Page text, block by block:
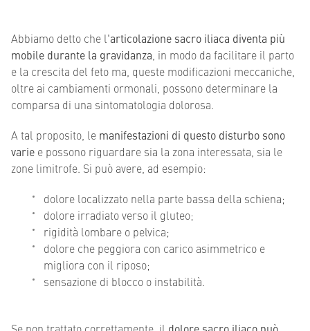
Abbiamo detto che l'articolazione sacro iliaca diventa più
mobile durante la gravidanza , in modo da facilitare il parto
e la crescita del feto ma, queste modificazioni meccaniche,
oltre ai cambiamenti ormonali, possono determinare la
comparsa di una sintomatologia dolorosa.
A tal proposito, le manifestazioni di questo disturbo sono
varie e possono riguardare sia la zona interessata, sia le
zone limitrofe. Si può avere, ad esempio:
dolore localizzato nella parte bassa della schiena;
dolore irradiato verso il gluteo;
rigidità lombare o pelvica;
dolore che peggiora con carico asimmetrico e
migliora con il riposo;
sensazione di blocco o instabilità.